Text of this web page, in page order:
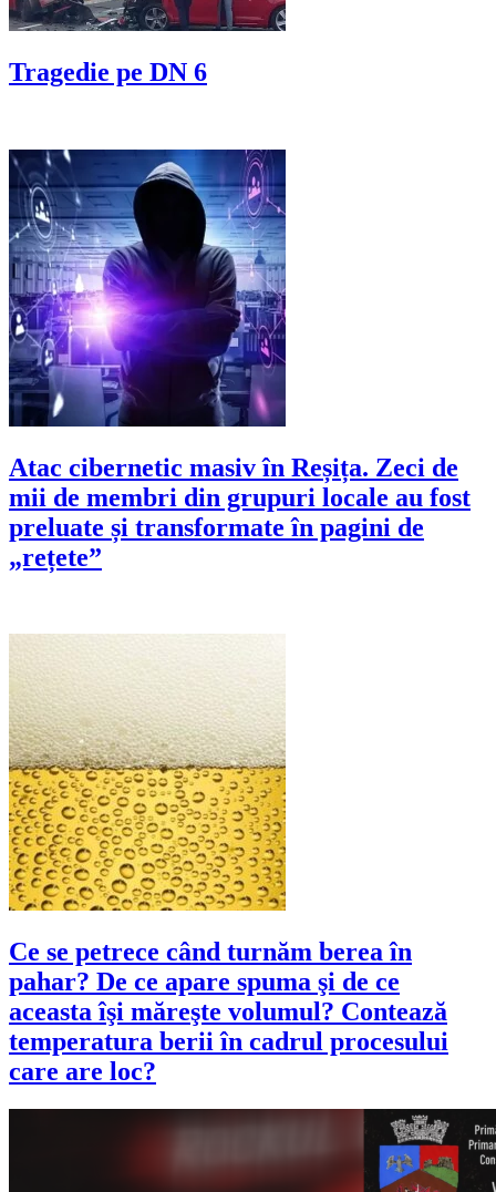
Tragedie pe DN 6
Atac cibernetic masiv în Reșița. Zeci de
mii de membri din grupuri locale au fost
preluate și transformate în pagini de
„rețete”
Ce se petrece când turnăm berea în
pahar? De ce apare spuma şi de ce
aceasta îşi măreşte volumul? Contează
temperatura berii în cadrul procesului
care are loc?